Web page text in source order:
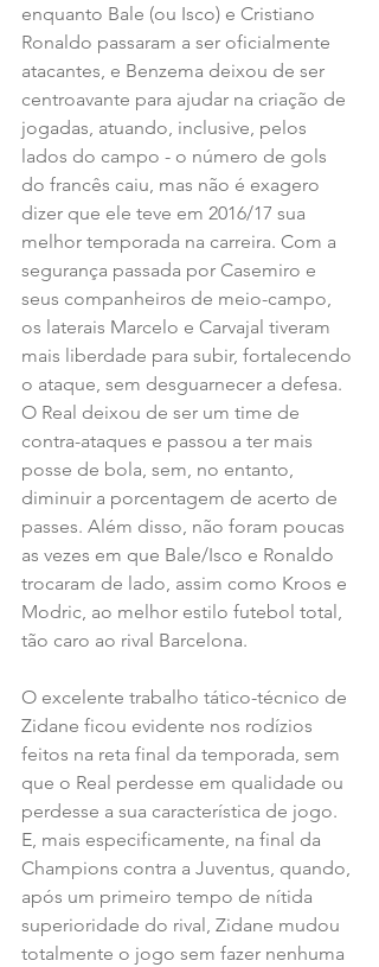
enquanto Bale (ou Isco) e Cristiano
Ronaldo passaram a ser oficialmente
atacantes, e Benzema deixou de ser
centroavante para ajudar na criação de
jogadas, atuando, inclusive, pelos
lados do campo - o número de gols
do francês caiu, mas não é exagero
dizer que ele teve em 2016/17 sua
melhor temporada na carreira. Com a
segurança passada por Casemiro e
seus companheiros de meio-campo,
os laterais Marcelo e Carvajal tiveram
mais liberdade para subir, fortalecendo
o ataque, sem desguarnecer a defesa.
O Real deixou de ser um time de
contra-ataques e passou a ter mais
posse de bola, sem, no entanto,
diminuir a porcentagem de acerto de
passes. Além disso, não foram poucas
as vezes em que Bale/Isco e Ronaldo
trocaram de lado, assim como Kroos e
Modric, ao melhor estilo futebol total,
tão caro ao rival Barcelona.
O excelente trabalho tático-técnico de
Zidane ficou evidente nos rodízios
feitos na reta final da temporada, sem
que o Real perdesse em qualidade ou
perdesse a sua característica de jogo.
E, mais especificamente, na final da
Champions contra a Juventus, quando,
após um primeiro tempo de nítida
superioridade do rival, Zidane mudou
totalmente o jogo sem fazer nenhuma